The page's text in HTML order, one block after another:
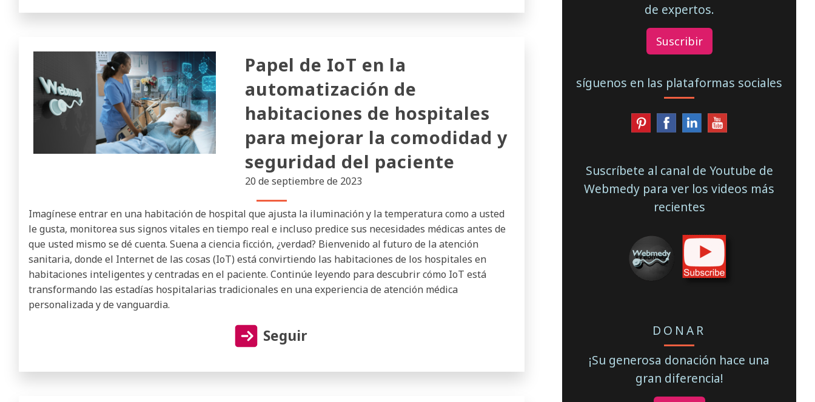
Papel de IoT en la
automatización de
habitaciones de hospitales
para mejorar la comodidad y
seguridad del paciente
20 de septiembre de 2023
Imagínese entrar en una habitación de hospital que ajusta la iluminación y la temperatura como a usted
le gusta, monitorea sus signos vitales en tiempo real e incluso predice sus necesidades médicas antes de
que usted mismo se dé cuenta. Suena a ciencia ficción, ¿verdad? Bienvenido al futuro de la atención
sanitaria, donde el Internet de las cosas (IoT) está convirtiendo las habitaciones de los hospitales en
habitaciones inteligentes y centradas en el paciente. Continúe leyendo para descubrir cómo IoT está
transformando las estadías hospitalarias tradicionales en una experiencia de atención médica
personalizada y de vanguardia.
Seguir
de expertos.
Suscribir
síguenos en las plataformas sociales
Suscríbete al canal de Youtube de
Webmedy para ver los videos más
recientes
DONAR
¡Su generosa donación hace una
gran diferencia!